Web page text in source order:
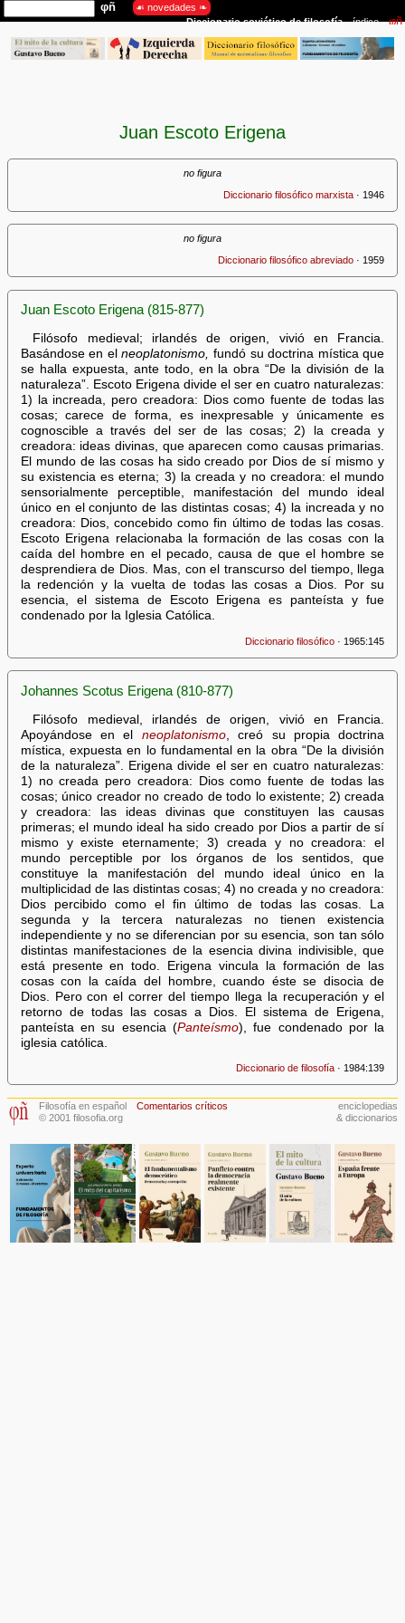
Juan Escoto Erigena
no figura
Diccionario filosófico marxista · 1946
no figura
Diccionario filosófico abreviado · 1959
Juan Escoto Erigena (815-877)
Filósofo medieval; irlandés de origen, vivió en Francia.
Basándose en elneoplatonismo, fundó su doctrina mística que
se halla expuesta, ante todo, en la obra “De la división de la
naturaleza”. Escoto Erigena divide el ser en cuatro naturalezas:
1) la increada, pero creadora: Dios como fuente de todas las
cosas; carece de forma, es inexpresable y únicamente es
cognoscible a través del ser de las cosas; 2) la creada y
creadora: ideas divinas, que aparecen como causas primarias.
El mundo de las cosas ha sido creado por Dios de sí mismo y
su existencia es eterna; 3) la creada y no creadora: el mundo
sensorialmente perceptible, manifestación del mundo ideal
único en el conjunto de las distintas cosas; 4) la increada y no
creadora: Dios, concebido como fin último de todas las cosas.
Escoto Erigena relacionaba la formación de las cosas con la
caída del hombre en el pecado, causa de que el hombre se
desprendiera de Dios. Mas, con el transcurso del tiempo, llega
la redención y la vuelta de todas las cosas a Dios. Por su
esencia, el sistema de Escoto Erigena es panteísta y fue
condenado por la Iglesia Católica.
Diccionario filosófico · 1965:145
Johannes Scotus Erigena (810-877)
Filósofo medieval, irlandés de origen, vivió en Francia.
Apoyándose en el neoplatonismo, creó su propia doctrina
mística, expuesta en lo fundamental en la obra “De la división
de la naturaleza”. Erigena divide el ser en cuatro naturalezas:
1) no creada pero creadora: Dios como fuente de todas las
cosas; único creador no creado de todo lo existente; 2) creada
y creadora: las ideas divinas que constituyen las causas
primeras; el mundo ideal ha sido creado por Dios a partir de sí
mismo y existe eternamente; 3) creada y no creadora: el
mundo perceptible por los órganos de los sentidos, que
constituye la manifestación del mundo ideal único en la
multiplicidad de las distintas cosas; 4) no creada y no creadora:
Dios percibido como el fin último de todas las cosas. La
segunda y la tercera naturalezas no tienen existencia
independiente y no se diferencian por su esencia, son tan sólo
distintas manifestaciones de la esencia divina indivisible, que
está presente en todo. Erigena vincula la formación de las
cosas con la caída del hombre, cuando éste se disocia de
Dios. Pero con el correr del tiempo llega la recuperación y el
retorno de todas las cosas a Dios. El sistema de Erigena,
panteísta en su esencia (Panteísmo), fue condenado por la
iglesia católica.
Diccionario de filosofía · 1984:139
Filosofía en español
© 2001 filosofia.org
Comentarios críticos
enciclopedias
& diccionarios